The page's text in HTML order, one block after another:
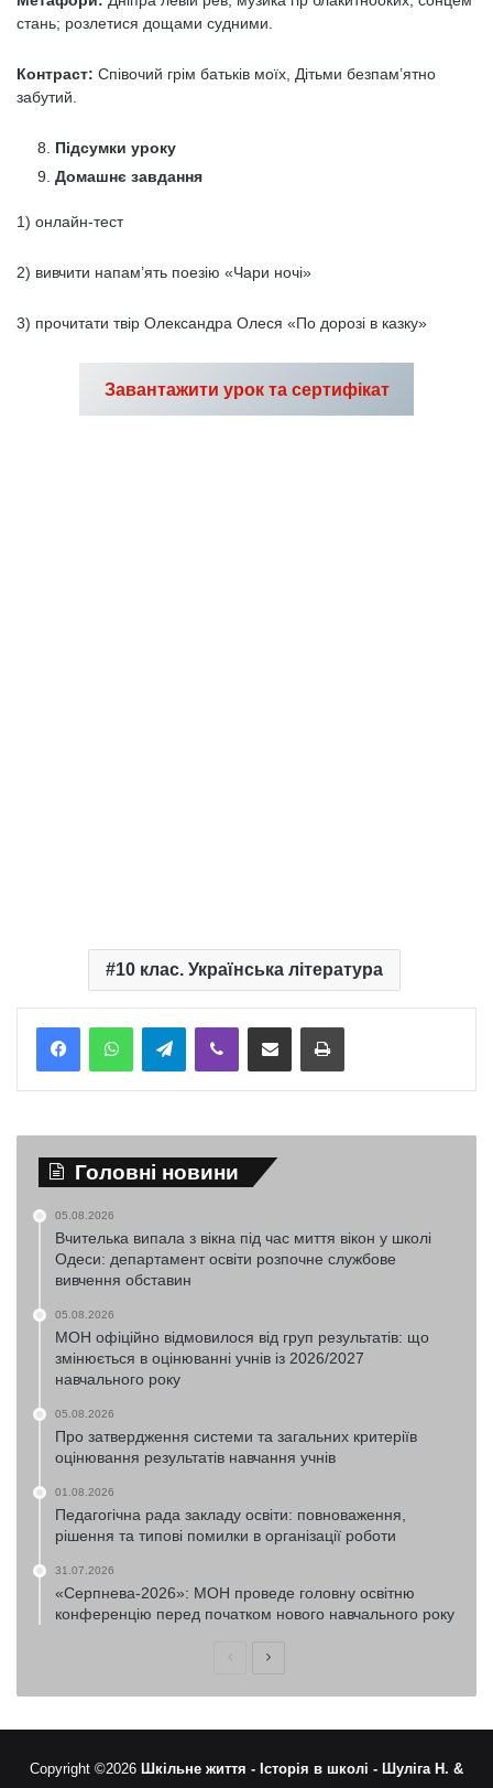
стань; розлетися дощами судними.
Контраст: Співочий грім батьків моїх, Дітьми безпам’ятно
забутий.
Підсумки уроку
Домашнє завдання
1) онлайн-тест
2) вивчити напам’ять поезію «Чари ночі»
3) прочитати твір Олександра Олеся «По дорозі в казку»
Завантажити урок та сертифікат
10 клас. Українська література
TelegramViber Надіслати електронною поштоюНадрукувати
Головні новини
05.08.2026
Вчителька випала з вікна під час миття вікон у школі
Одеси: департамент освіти розпочне службове
вивчення обставин
05.08.2026
МОН офіційно відмовилося від груп результатів: що
змінюється в оцінюванні учнів із 2026/2027
навчального року
05.08.2026
Про затвердження системи та загальних критеріїв
оцінювання результатів навчання учнів
01.08.2026
Педагогічна рада закладу освіти: повноваження,
рішення та типові помилки в організації роботи
31.07.2026
«Серпнева-2026»: МОН проведе головну освітню
конференцію перед початком нового навчального року
ПопередняНаступна
Copyright ©2026 Шкільне життя - Історія в школі - Шуліга Н. &